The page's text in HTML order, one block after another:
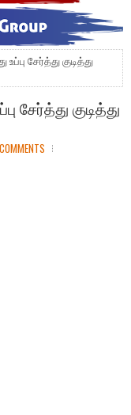
சேர்த்து குடித்து
சேர்த்து குடித்து